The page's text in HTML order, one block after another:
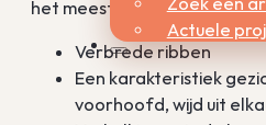
Actuele
het meest voorkomen.
Verbrede ribben
Een karakteristiek
voorhoofd, wijd uit